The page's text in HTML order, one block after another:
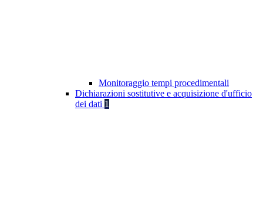
Monitoraggio tempi procedimentali
Dichiarazioni sostitutive e acquisizione d'ufficio
dei dati 1